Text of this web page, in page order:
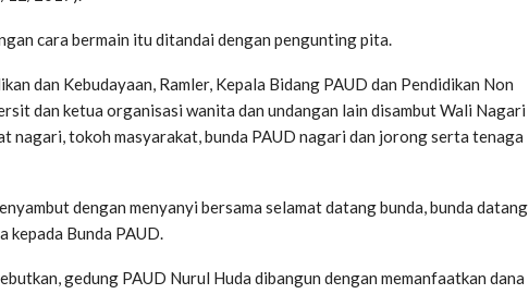
cara bermain itu ditandai dengan pengunting pita.
dan Kebudayaan, Ramler, Kepala Bidang PAUD dan Pendidikan Non
dan ketua organisasi wanita dan undangan lain disambut Wali Nagari
nagari, tokoh masyarakat, bunda PAUD nagari dan jorong serta tenaga
dengan menyanyi bersama selamat datang bunda, bunda datang
kepada Bunda PAUD.
gedung PAUD Nurul Huda dibangun dengan memanfaatkan dana